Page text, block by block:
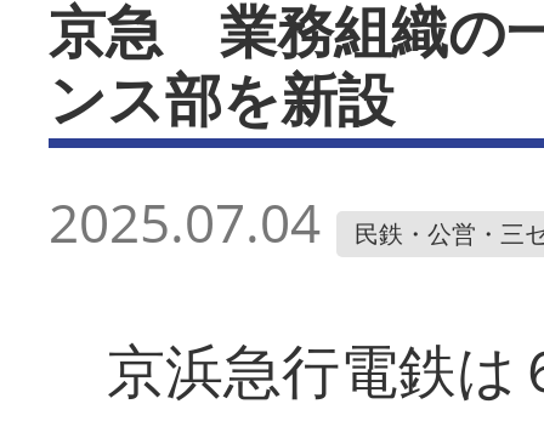
京急 業務組織の
ンス部を新設
2025.07.04 民鉄・公営・三
京浜急行電鉄は